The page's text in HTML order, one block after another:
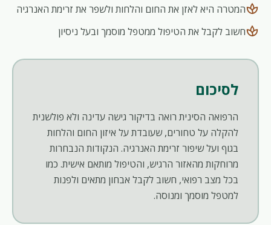
spaהמטרה היא לאזן את החום והלחות ולשפר את זרימת האנרגיה
spaחשוב לקבל את הטיפול ממטפל מוסמך ובעל ניסיון
לסיכום
הרפואה הסינית רואה בדיקור גישה עדינה ולא פולשנית
להקלה על טחורים, שעובדת על איזון החום והלחות
בגוף ועל שיפור זרימת האנרגיה. הנקודות הנבחרות
מרוחקות מהאזור הרגיש, והטיפול מותאם אישית. כמו
בכל מצב רפואי, חשוב לקבל אבחון מתאים ולפנות
למטפל מוסמך ומנוסה.